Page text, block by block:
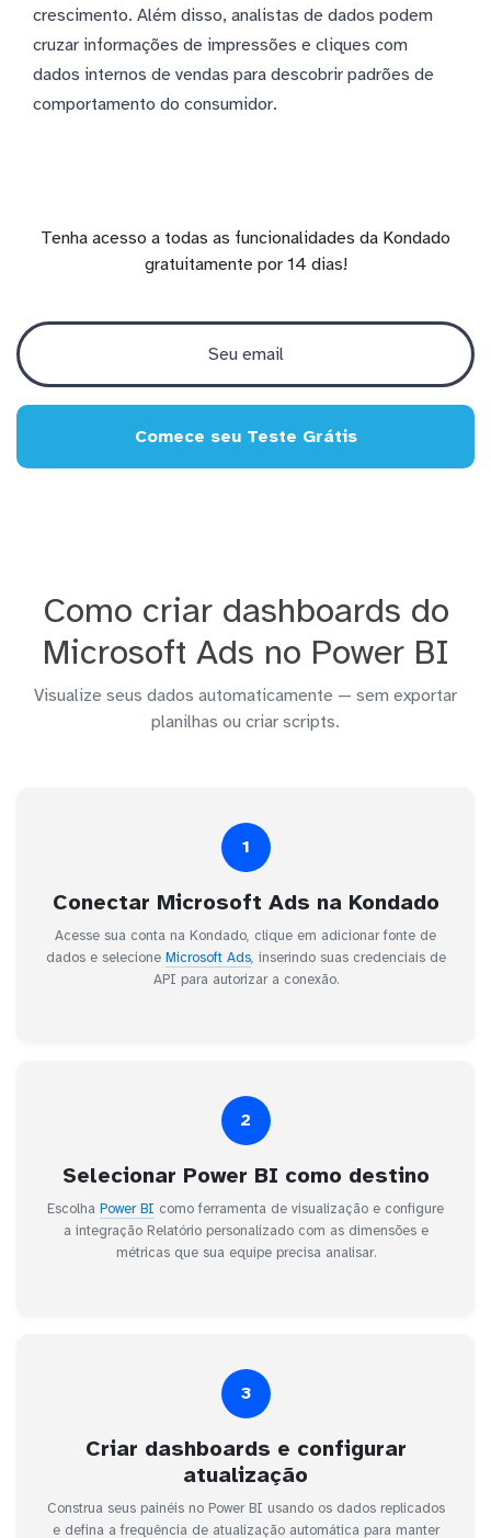
crescimento. Além disso, analistas de dados podem
cruzar informações de impressões e cliques com
dados internos de vendas para descobrir padrões de
comportamento do consumidor.
Tenha acesso a todas as funcionalidades da Kondado
gratuitamente por 14 dias!
Comece seu Teste Grátis
Como criar dashboards do
Microsoft Ads no Power BI
Visualize seus dados automaticamente — sem exportar
planilhas ou criar scripts.
1
Conectar Microsoft Ads na Kondado
Acesse sua conta na Kondado, clique em adicionar fonte de
dados e selecione Microsoft Ads, inserindo suas credenciais de
API para autorizar a conexão.
2
Selecionar Power BI como destino
Escolha Power BI como ferramenta de visualização e configure
a integração Relatório personalizado com as dimensões e
métricas que sua equipe precisa analisar.
3
Criar dashboards e configurar
atualização
Construa seus painéis no Power BI usando os dados replicados
e defina a frequência de atualização automática para manter